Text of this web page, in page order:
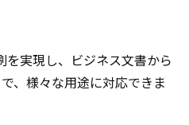
を実現し、ビジネス文書から
、様々な用途に対応できま